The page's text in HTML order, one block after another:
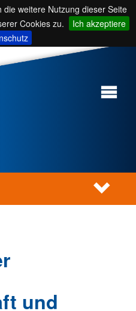
weitere Nutzung dieser Seite
Cookies zu.
Ich akzeptiere
und